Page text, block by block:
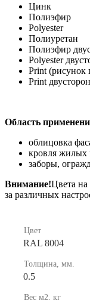
Цинк
Полиэфир
Polyester
Полиуретан
Полиэфир
Polyester
Print (рисунок
Print
Область
облицовка
кровля жилых
заборы,
Внимание!Цвета на
за различных
Цвет
RAL 8004
Толщина, мм.
0.5
Вес м2, кг